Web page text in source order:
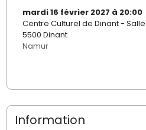
mardi 16 février 2027 à 20:00
Centre Culturel de Dinant -
5500 Dinant
Namur
Information